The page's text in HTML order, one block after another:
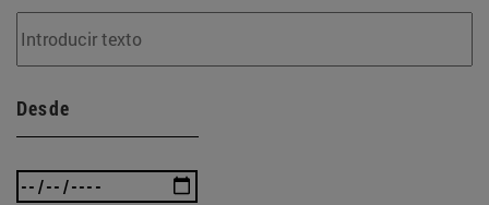
Desde